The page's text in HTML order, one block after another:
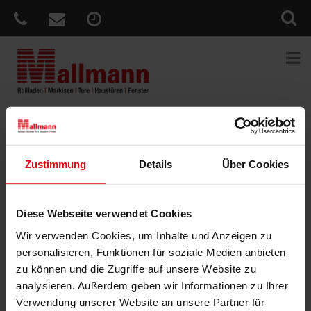
Zustimmung Details Über Cookies
Diese Webseite verwendet Cookies
Wir verwenden Cookies, um Inhalte und Anzeigen zu
personalisieren, Funktionen für soziale Medien anbieten
zu können und die Zugriffe auf unsere Website zu
analysieren. Außerdem geben wir Informationen zu Ihrer
Verwendung unserer Website an unsere Partner für
Sie sind hier: Mehr Sicherheit für Ihr Zuhause?
Veröffentlicht
am
5. Juni 2017
Mehr Sicherheit für Ihr Zuhause?
Perfekten Schutz vor weitreichenden und kostspieligen Schäden
Blitzeinschlag kann eine Überspannung durch
Sonnenschutzprodukte mit elektrischen Antrieben in das
Gebäudeinnere geleitet werden. Der Sonnenschutz selbst, aber
auch weitere Verbraucher und sogar IT-Systeme können dabei
stark beschädigt werden. Der Zwischenstecker protect ist ein